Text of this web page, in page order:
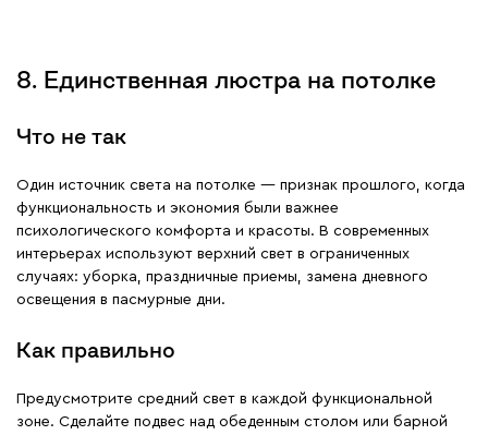
8. Единственная люстра на потолке
Что не так
Один источник света на потолке — признак прошлого, когда
функциональность и экономия были важнее
психологического комфорта и красоты. В современных
интерьерах используют верхний свет в ограниченных
случаях: уборка, праздничные приемы, замена дневного
освещения в пасмурные дни.
Как правильно
Предусмотрите средний свет в каждой функциональной
зоне. Сделайте подвес над обеденным столом или барной